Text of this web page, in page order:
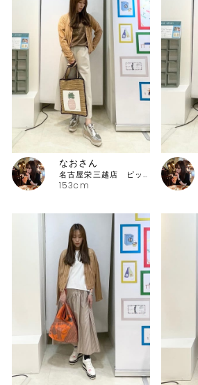
153cm
なおさん
名古屋栄三越店 ピッコーネ